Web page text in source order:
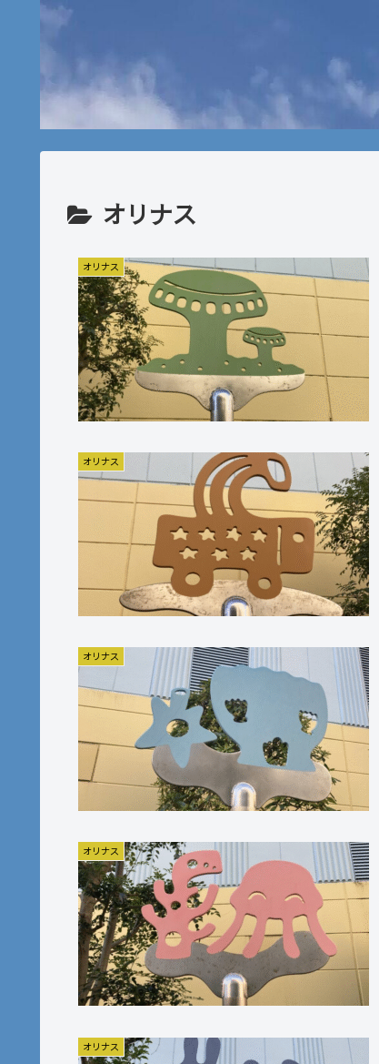
オリナス
オリナス
オリナス
オリナス
オリナス
オリナス